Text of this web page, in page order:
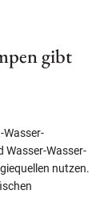
gibt
Wasser-
Wasser-Wasser-
nutzen.